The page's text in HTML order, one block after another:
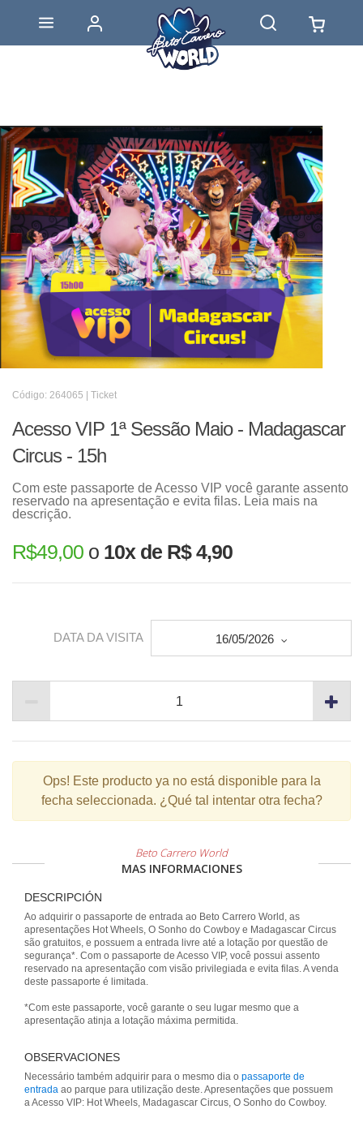
Código: 264065 | Ticket
Acesso VIP 1ª Sessão Maio - Madagascar
Circus - 15h
Com este passaporte de Acesso VIP você garante assento
reservado na apresentação e evita filas. Leia mais na
descrição.
R$49,00 o 10x de R$ 4,90
DATA DA VISITA 16/05/2026
Ops! Este producto ya no está disponible para la
fecha seleccionada. ¿Qué tal intentar otra fecha?
Beto Carrero World
MAS INFORMACIONES
DESCRIPCIÓN
Ao adquirir o passaporte de entrada ao Beto Carrero World, as
apresentações Hot Wheels, O Sonho do Cowboy e Madagascar Circus
são gratuitos, e possuem a entrada livre até a lotação por questão de
segurança*. Com o passaporte de Acesso VIP, você possui assento
reservado na apresentação com visão privilegiada e evita filas. A venda
deste passaporte é limitada.
*Com este passaporte, você garante o seu lugar mesmo que a
apresentação atinja a lotação máxima permitida.
OBSERVACIONES
Necessário também adquirir para o mesmo dia o passaporte de
entrada ao parque para utilização deste. Apresentações que possuem
a Acesso VIP: Hot Wheels, Madagascar Circus, O Sonho do Cowboy.